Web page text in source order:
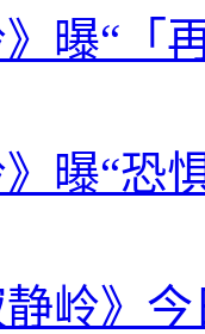
》曝“「
》曝“恐
岭》